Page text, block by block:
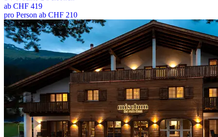
ab CHF 419
pro Person ab CHF 210